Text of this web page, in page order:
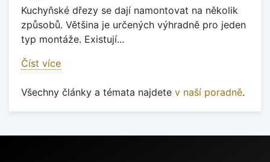
Kuchyňské dřezy se dají namontovat na několik
způsobů. Většina je určených výhradně pro jeden
typ montáže. Existují...
Číst více
Všechny články a témata najdete v naší poradně.